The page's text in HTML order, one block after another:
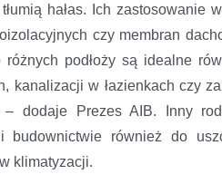
hałas. Ich zastosowanie
czy membran
podłoży są idealne
kanalizacji w łazienkach czy
dodaje Prezes AIB. Inny
również do
klimatyzacji.